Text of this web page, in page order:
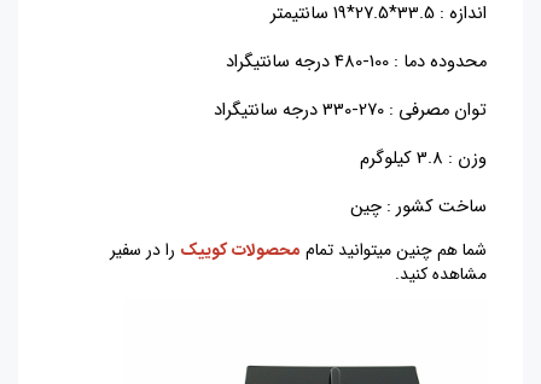
اندازه : 33.5*27.5*19 سانتیمتر
محدوده دما : 100-480 درجه سانتیگراد
توان مصرفی : 270-330 درجه سانتیگراد
وزن : 3.8 کیلوگرم
ساخت کشور : چین
شما هم چنین میتوانید تمام محصولات کوییک را در سفیر
مشاهده کنید.